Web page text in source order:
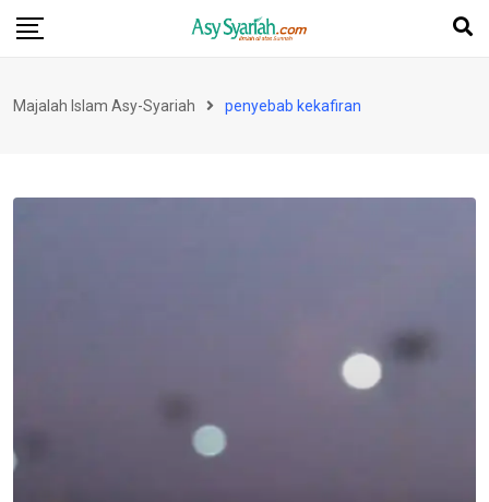
Skip
Majalah Islam Asy-Syariah penyebab kekafiran